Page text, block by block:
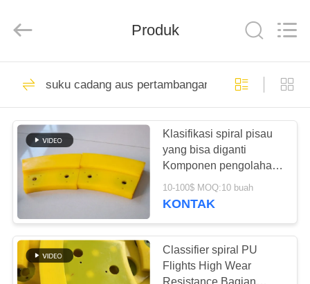
RUMAH
PRODUK
TENTANG
KAMI
TUR
PABRIK
bahan bukan
tenunan
Rol Industri
369
Produk
suku cadang aus pertambangan
Klasifikasi spiral pisau
yang bisa diganti
Komponen pengolahan
mineral tugas berat
10-100$ MOQ:10 buah
KONTAK
Classifier spiral PU
Flights High Wear
Resistance Bagian